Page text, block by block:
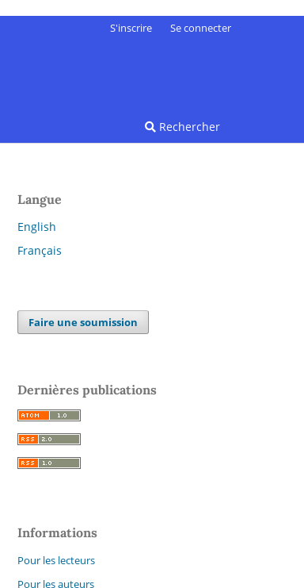
Rechercher
S'inscrire Se connecter
Langue
English
Français
Faire une soumission
Dernières publications
Informations
Pour les lecteurs
Pour les auteurs